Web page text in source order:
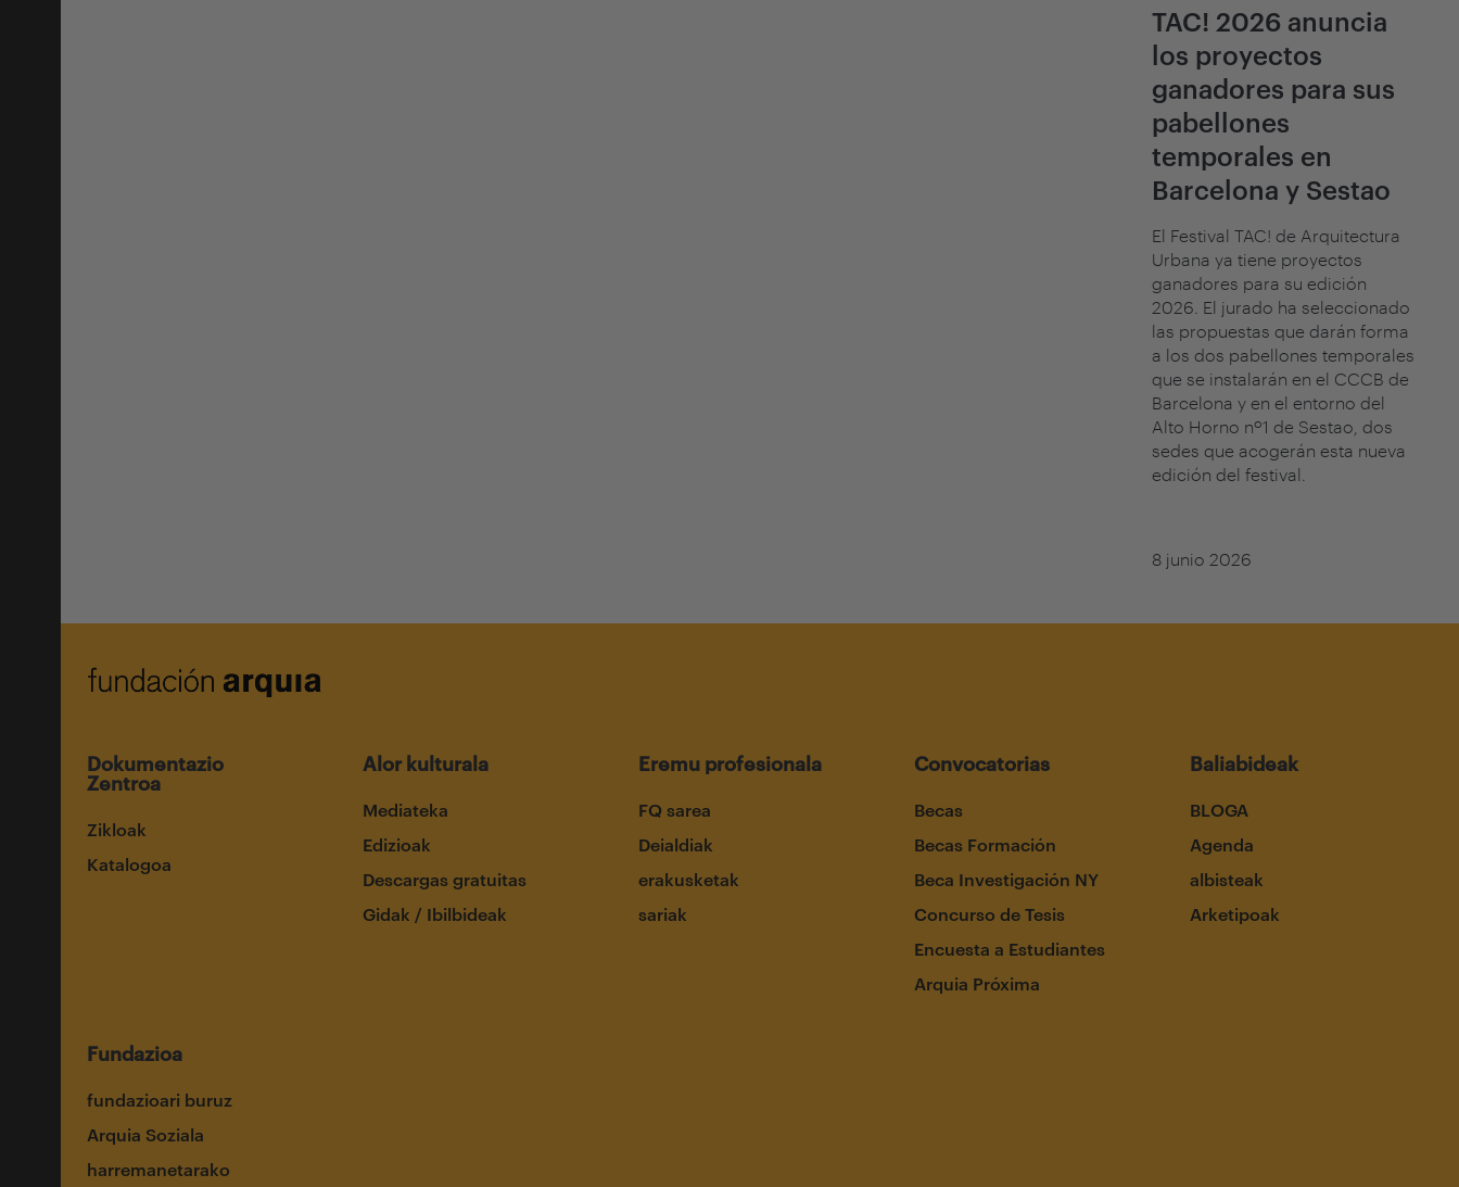
TAC! 2026 anuncia
los proyectos
ganadores para sus
pabellones
temporales en
Barcelona y Sestao
El Festival TAC! de Arquitectura
Urbana ya tiene proyectos
ganadores para su edición
2026. El jurado ha seleccionado
las propuestas que darán forma
a los dos pabellones temporales
que se instalarán en el CCCB de
Barcelona y en el entorno del
Alto Horno nº1 de Sestao, dos
sedes que acogerán esta nueva
edición del festival.
8 junio 2026
Dokumentazio
Zentroa
Zikloak
Katalogoa
Alor kulturala
Mediateka
Edizioak
Descargas gratuitas
Gidak / Ibilbideak
Eremu profesionala
FQ sarea
Deialdiak
erakusketak
sariak
Convocatorias
Becas
Becas Formación
Beca Investigación NY
Concurso de Tesis
Encuesta a Estudiantes
Arquia Próxima
Baliabideak
BLOGA
Agenda
albisteak
Arketipoak
Fundazioa
fundazioari buruz
Arquia Soziala
harremanetarako